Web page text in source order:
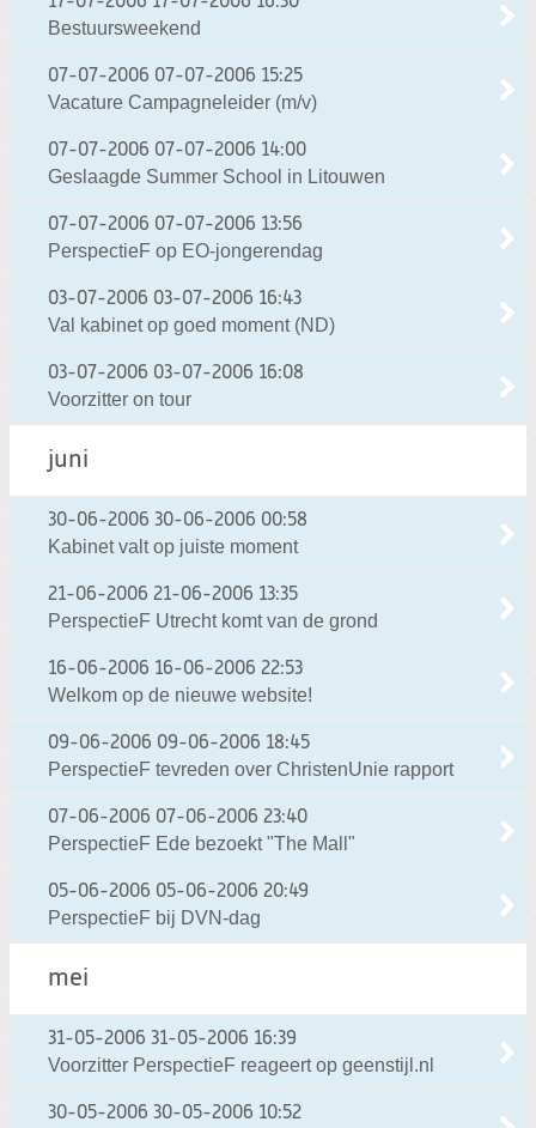
Bestuursweekend
07-07-2006 07-07-2006 15:25
Vacature Campagneleider (m/v)
07-07-2006 07-07-2006 14:00
Geslaagde Summer School in Litouwen
07-07-2006 07-07-2006 13:56
PerspectieF op EO-jongerendag
03-07-2006 03-07-2006 16:43
Val kabinet op goed moment (ND)
03-07-2006 03-07-2006 16:08
Voorzitter on tour
juni
30-06-2006 30-06-2006 00:58
Kabinet valt op juiste moment
21-06-2006 21-06-2006 13:35
PerspectieF Utrecht komt van de grond
16-06-2006 16-06-2006 22:53
Welkom op de nieuwe website!
09-06-2006 09-06-2006 18:45
PerspectieF tevreden over ChristenUnie rapport
07-06-2006 07-06-2006 23:40
PerspectieF Ede bezoekt "The Mall"
05-06-2006 05-06-2006 20:49
PerspectieF bij DVN-dag
mei
31-05-2006 31-05-2006 16:39
Voorzitter PerspectieF reageert op geenstijl.nl
30-05-2006 30-05-2006 10:52